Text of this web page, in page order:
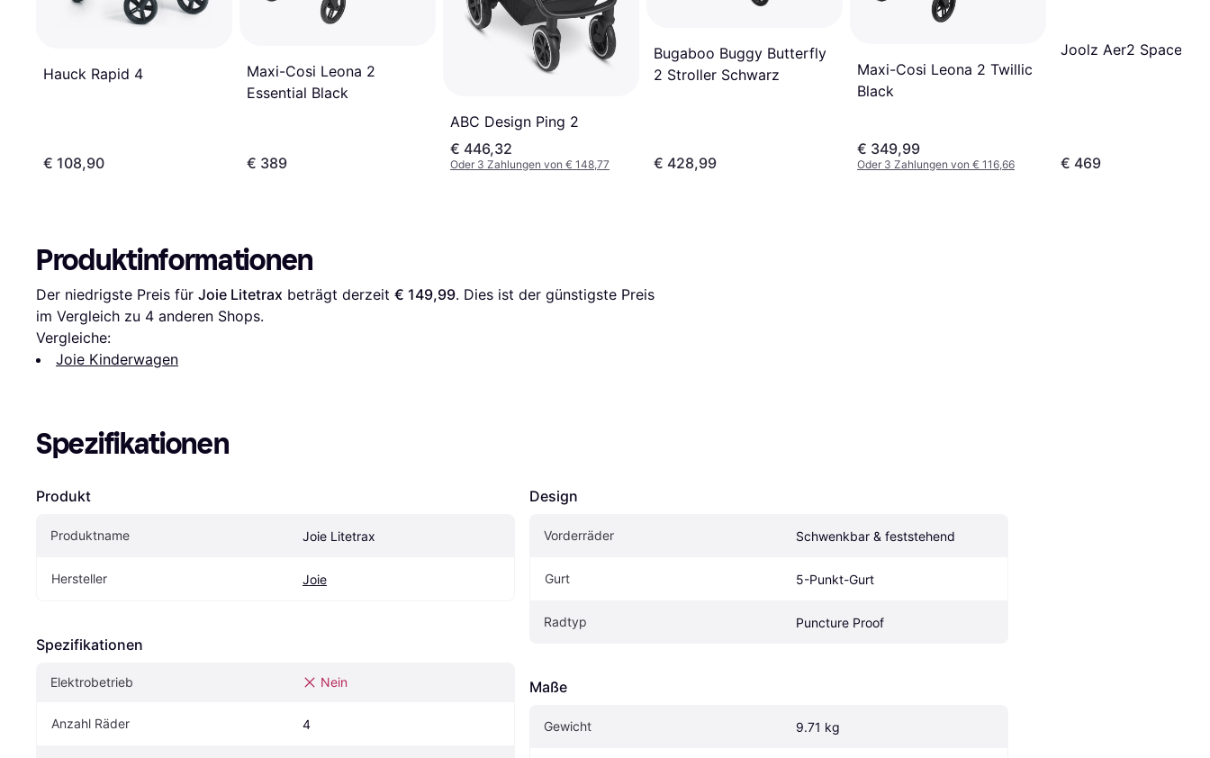
Hauck Rapid 4
€ 108,90
Maxi-Cosi Leona 2
Essential Black
€ 389
ABC Design Ping 2
€ 446,32
Oder 3 Zahlungen von € 148,77
Bugaboo Buggy Butterfly
2 Stroller Schwarz
€ 428,99
Maxi-Cosi Leona 2 Twillic
Black
€ 349,99
Oder 3 Zahlungen von € 116,66
Joolz Aer2 Space
€ 469
Produktinformationen
Der niedrigste Preis für Joie Litetrax beträgt derzeit € 149,99. Dies ist der günstigste Preis
im Vergleich zu 4 anderen Shops.
Vergleiche:
Joie Kinderwagen
Spezifikationen
Produkt
Produktname Joie Litetrax
Hersteller Joie
Spezifikationen
Elektrobetrieb Nein
Anzahl Räder 4
Design
Vorderräder Schwenkbar & feststehend
Gurt 5-Punkt-Gurt
Radtyp Puncture Proof
Maße
Gewicht 9.71 kg